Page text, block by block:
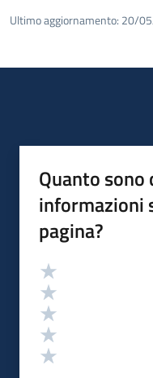
Ultimo aggiornamento: 20/
Quanto sono
informazioni
pagina?
Valutazione